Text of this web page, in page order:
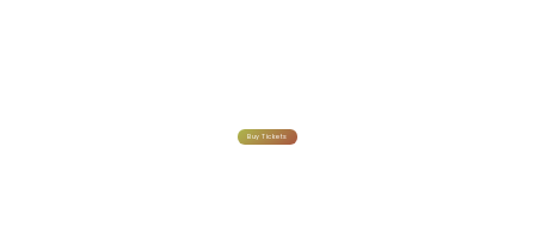
Buy Tickets